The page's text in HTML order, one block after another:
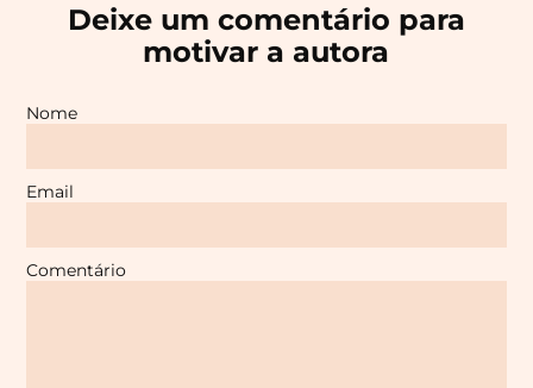
Deixe um comentário para
motivar a autora
Nome
Email
Comentário